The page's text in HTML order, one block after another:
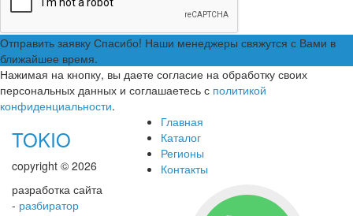
Отправить заявку Спасибо! Наши менеджеры свяжутся с Вами в
ближайшее время.
Нажимая на кнопку, вы даете согласие на обработку своих
персональных данных и соглашаетесь с политикой
конфиденциальности.
TOKIO
copyright © 2026
разработка сайта
- разбиратор
Главная
Каталог
Регионы
Контакты